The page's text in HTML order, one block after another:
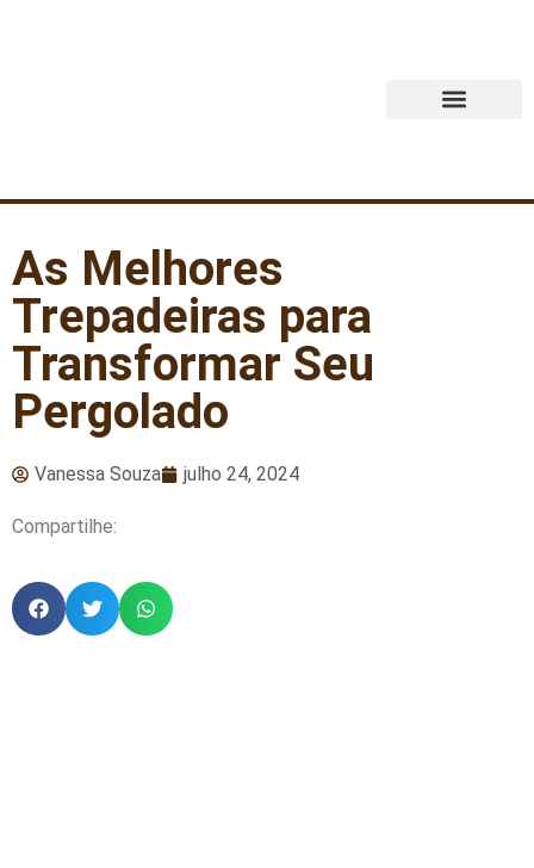
As Melhores
Trepadeiras para
Transformar Seu
Pergolado
Vanessa Souza julho 24, 2024
Compartilhe: